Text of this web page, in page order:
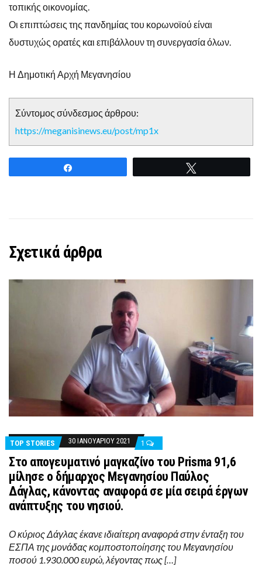
τοπικής οικονομίας.
Οι επιπτώσεις της πανδημίας του κορωνοϊού είναι
δυστυχώς ορατές και επιβάλλουν τη συνεργασία όλων.
Η Δημοτική Αρχή Μεγανησίου
Σύντομος σύνδεσμος άρθρου:
https://meganisinews.eu/post/mp1x
Σχετικά άρθρα
TOP STORIES 30 ΙΑΝΟΥΑΡΊΟΥ 2021 1
Στο απογευματινό μαγκαζίνο του Prisma 91,6
μίλησε ο δήμαρχος Μεγανησίου Παύλος
Δάγλας, κάνοντας αναφορά σε μία σειρά έργων
ανάπτυξης του νησιού.
Ο κύριος Δάγλας έκανε ιδιαίτερη αναφορά στην ένταξη του
ΕΣΠΑ της μονάδας κομποστοποίησης του Μεγανησίου
ποσού 1.930.000 ευρώ, λέγοντας πως […]